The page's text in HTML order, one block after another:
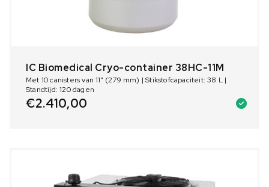
IC Biomedical Cryo-container 38HC-11M
Met 10 canisters van 11" (279 mm) | Stikstofcapaciteit: 38 L |
Standtijd: 120 dagen
€2.410,00